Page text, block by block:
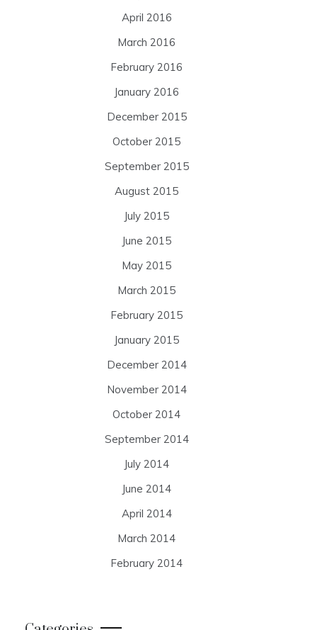
April 2016
March 2016
February 2016
January 2016
December 2015
October 2015
September 2015
August 2015
July 2015
June 2015
May 2015
March 2015
February 2015
January 2015
December 2014
November 2014
October 2014
September 2014
July 2014
June 2014
April 2014
March 2014
February 2014